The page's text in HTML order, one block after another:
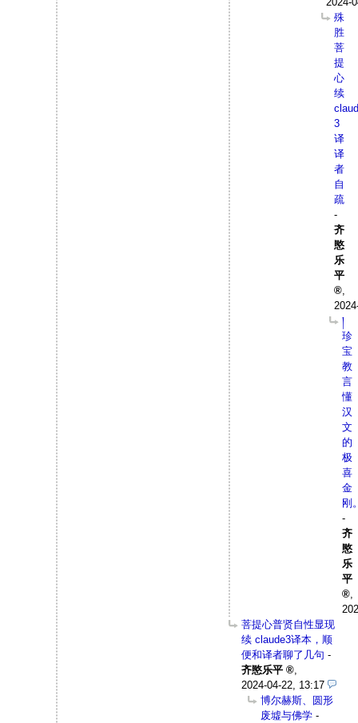
殊
胜
菩
提
心
续
3
译
译
者
自
疏
-
齐
愍
乐
平
,
།
珍
宝
教
言
懂
汉
文
的
极
喜
金
刚
-
齐
愍
乐
平
,
菩提心普贤自性显现
续 claude3译本，顺
便和译者聊了几句 -
齐愍乐平
,
2024-04-22, 13:17
博尔赫斯、圆形
废墟与佛学 -